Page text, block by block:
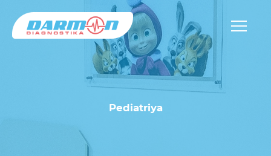
Pediatriya